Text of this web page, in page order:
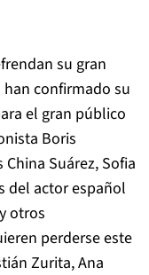
su gran
confirmado su
el gran público
Boris
Suárez, Sofia
del actor español
otros
perderse este
Zurita, Ana